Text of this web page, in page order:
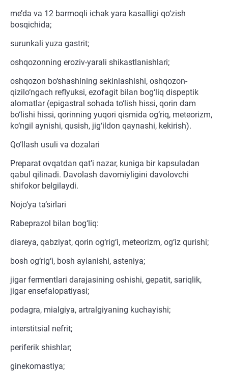
me’da va 12 barmoqli ichak yara kasalligi qo‘zish
bosqichida;
surunkali yuza gastrit;
oshqozonning eroziv-yarali shikastlanishlari;
oshqozon bo‘shashining sekinlashishi, oshqozon-
qizilo‘ngach reflyuksi, ezofagit bilan bog‘liq dispeptik
alomatlar (epigastral sohada to‘lish hissi, qorin dam
bo‘lishi hissi, qorinning yuqori qismida og‘riq, meteorizm,
ko‘ngil aynishi, qusish, jig‘ildon qaynashi, kekirish).
Qo‘llash usuli va dozalari
Preparat ovqatdan qat’i nazar, kuniga bir kapsuladan
qabul qilinadi. Davolash davomiyligini davolovchi
shifokor belgilaydi.
Nojo‘ya ta’sirlari
Rabeprazol bilan bog‘liq:
diareya, qabziyat, qorin og‘rig‘i, meteorizm, og‘iz qurishi;
bosh og‘rig‘i, bosh aylanishi, asteniya;
jigar fermentlari darajasining oshishi, gepatit, sariqlik,
jigar ensefalopatiyasi;
podagra, mialgiya, artralgiyaning kuchayishi;
interstitsial nefrit;
periferik shishlar;
ginekomastiya;